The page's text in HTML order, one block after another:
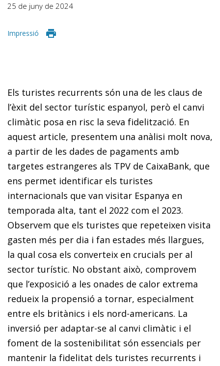
25 de juny de 2024
Impressió
Els turistes recurrents són una de les claus de
l’èxit del sector turístic espanyol, però el canvi
climàtic posa en risc la seva fidelització. En
aquest article, presentem una anàlisi molt nova,
a partir de les dades de pagaments amb
targetes estrangeres als TPV de CaixaBank, que
ens permet identificar els turistes
internacionals que van visitar Espanya en
temporada alta, tant el 2022 com el 2023.
Observem que els turistes que repeteixen visita
gasten més per dia i fan estades més llargues,
la qual cosa els converteix en crucials per al
sector turístic. No obstant això, comprovem
que l’exposició a les onades de calor extrema
redueix la propensió a tornar, especialment
entre els britànics i els nord-americans. La
inversió per adaptar-se al canvi climàtic i el
foment de la sostenibilitat són essencials per
mantenir la fidelitat dels turistes recurrents i